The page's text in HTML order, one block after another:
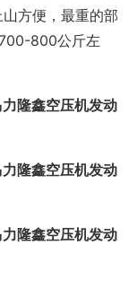
方便，最重的部
800公斤左
隆鑫空压机发动
隆鑫空压机发动
隆鑫空压机发动